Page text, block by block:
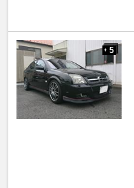
+ 5